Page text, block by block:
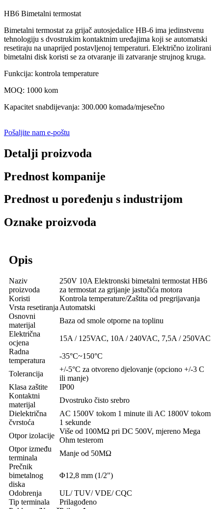
HB6 Bimetalni termostat
Bimetalni termostat za grijač autosjedalice HB-6 ima jedinstvenu
tehnologiju s dvostrukim kontaktnim uređajima koji se automatski
resetiraju na unaprijed postavljenoj temperaturi. Električno izolirani
bimetalni disk koristi se za otvaranje ili zatvaranje strujnog kruga.
Funkcija: kontrola temperature
MOQ: 1000 kom
Kapacitet snabdijevanja: 300.000 komada/mjesečno
Pošaljite nam e-poštu
Detalji proizvoda
Prednost kompanije
Prednost u poređenju s industrijom
Oznake proizvoda
Opis
Naziv
proizvoda
250V 10A Elektronski bimetalni termostat HB6
za termostat za grijanje jastučića motora
Koristi
Kontrola temperature/Zaštita od pregrijavanja
Vrsta resetiranja Automatski
Osnovni
materijal
Baza od smole otporne na toplinu
Električna
ocjena
15A / 125VAC, 10A / 240VAC, 7,5A / 250VAC
Radna
temperatura
-35°C~150°C
Tolerancija
+/-5°C za otvoreno djelovanje (opciono +/-3 C
ili manje)
Klasa zaštite
IP00
Kontaktni
materijal
Dvostruko čisto srebro
Dielektrična
čvrstoća
AC 1500V tokom 1 minute ili AC 1800V tokom
1 sekunde
Otpor izolacije
Više od 100MΩ pri DC 500V, mjereno Mega
Ohm testerom
Otpor između
terminala
Manje od 50MΩ
Prečnik
bimetalnog
diska
Φ12,8 mm (1/2")
Odobrenja
UL/ TUV/ VDE/ CQC
Tip terminala
Prilagođeno